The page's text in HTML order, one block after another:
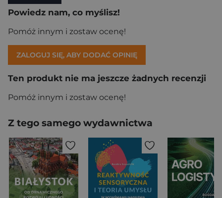
Powiedz nam, co myślisz!
Pomóż innym i zostaw ocenę!
ZALOGUJ SIĘ, ABY DODAĆ OPINIĘ
Ten produkt nie ma jeszcze żadnych recenzji
Pomóż innym i zostaw ocenę!
Z tego samego wydawnictwa